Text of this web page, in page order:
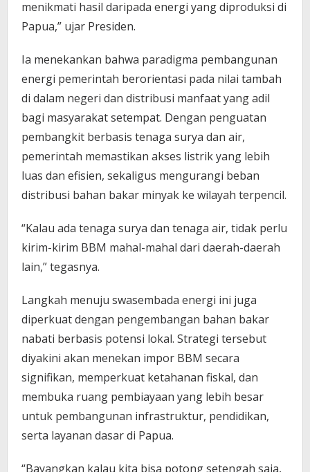
menikmati hasil daripada energi yang diproduksi di
Papua,” ujar Presiden.
Ia menekankan bahwa paradigma pembangunan
energi pemerintah berorientasi pada nilai tambah
di dalam negeri dan distribusi manfaat yang adil
bagi masyarakat setempat. Dengan penguatan
pembangkit berbasis tenaga surya dan air,
pemerintah memastikan akses listrik yang lebih
luas dan efisien, sekaligus mengurangi beban
distribusi bahan bakar minyak ke wilayah terpencil.
“Kalau ada tenaga surya dan tenaga air, tidak perlu
kirim-kirim BBM mahal-mahal dari daerah-daerah
lain,” tegasnya.
Langkah menuju swasembada energi ini juga
diperkuat dengan pengembangan bahan bakar
nabati berbasis potensi lokal. Strategi tersebut
diyakini akan menekan impor BBM secara
signifikan, memperkuat ketahanan fiskal, dan
membuka ruang pembiayaan yang lebih besar
untuk pembangunan infrastruktur, pendidikan,
serta layanan dasar di Papua.
“Bayangkan kalau kita bisa potong setengah saja,